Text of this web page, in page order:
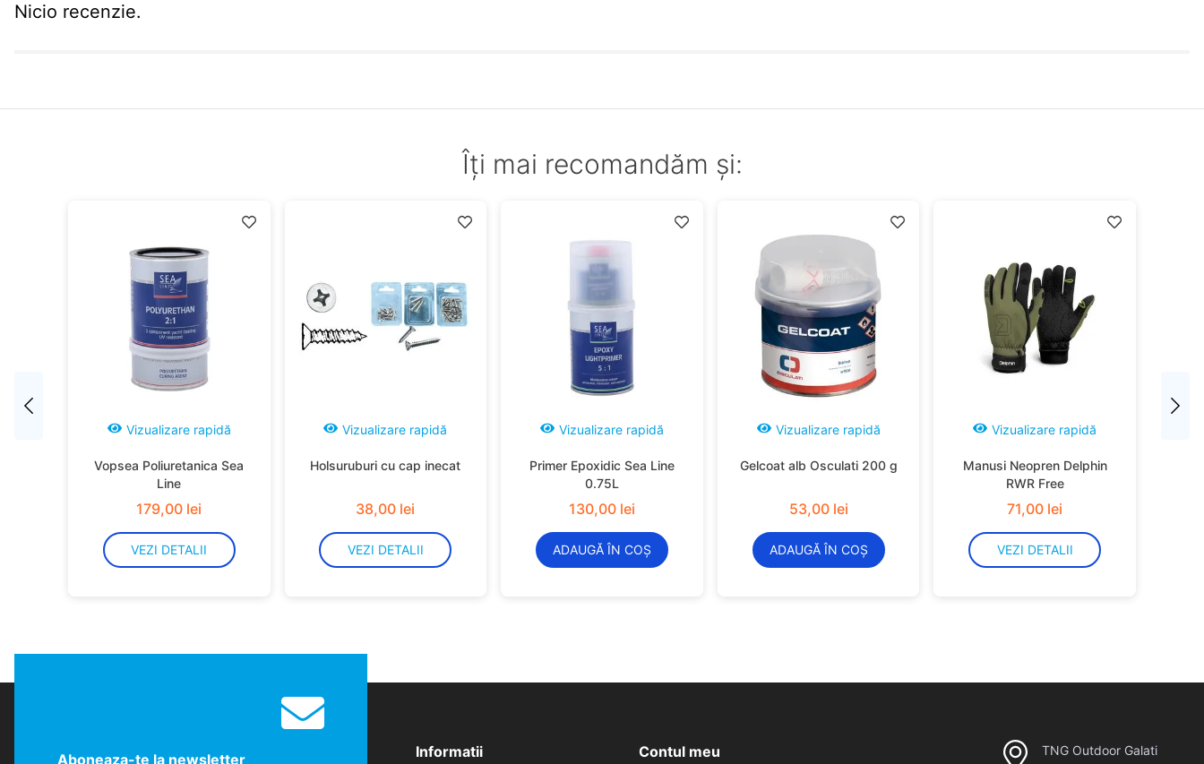
Nicio recenzie.
Îți mai recomandăm și:
Vizualizare rapidă
Vopsea Poliuretanica Sea
Line
179,00 lei
VEZI DETALII
Vizualizare rapidă
Holsuruburi cu cap inecat
38,00 lei
VEZI DETALII
Vizualizare rapidă
Primer Epoxidic Sea Line
0.75L
130,00 lei
ADAUGĂ ÎN COȘ
Vizualizare rapidă
Gelcoat alb Osculati 200 g
53,00 lei
ADAUGĂ ÎN COȘ
Vizualizare rapidă
Manusi Neopren Delphin
RWR Free
71,00 lei
VEZI DETALII
Aboneaza-te la newsletter Informatii Contul meu
TNG Outdoor Galati